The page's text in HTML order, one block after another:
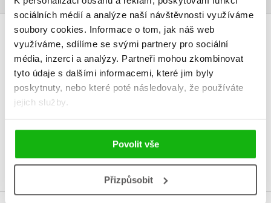
sociálních médií a analýze naší návštěvnosti využíváme
soubory cookies. Informace o tom, jak náš web
využíváme, sdílíme se svými partnery pro sociální
média, inzerci a analýzy. Partneři mohou zkombinovat
tyto údaje s dalšími informacemi, které jim byly
poskytnuty, nebo které poté následovaly, že používáte
jejich služby.
Povolit vše
Přizpůsobit
HODNOCENÍ ČTENÁŘŮ
V současné době nejsou vytvořena žádná uživatelská hodnocení.
Vaše hodnocení